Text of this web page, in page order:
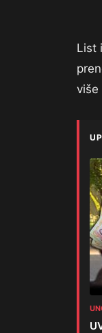
List
više